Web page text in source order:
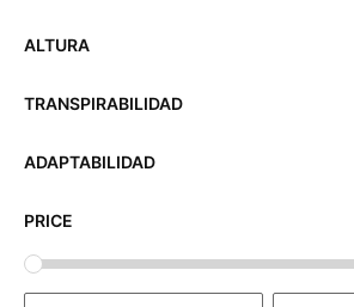
ALTURA
TRANSPIRABILIDAD
ADAPTABILIDAD
PRICE